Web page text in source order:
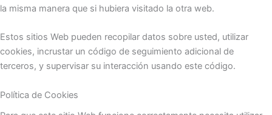
la misma manera que si hubiera visitado la otra web.
Estos sitios Web pueden recopilar datos sobre usted, utilizar
cookies, incrustar un código de seguimiento adicional de
terceros, y supervisar su interacción usando este código.
Política de Cookies